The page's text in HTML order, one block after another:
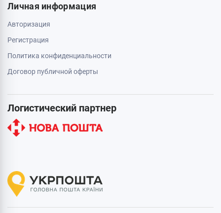
Личная информация
Авторизация
Регистрация
Политика конфиденциальности
Договор публичной оферты
Логистический партнер